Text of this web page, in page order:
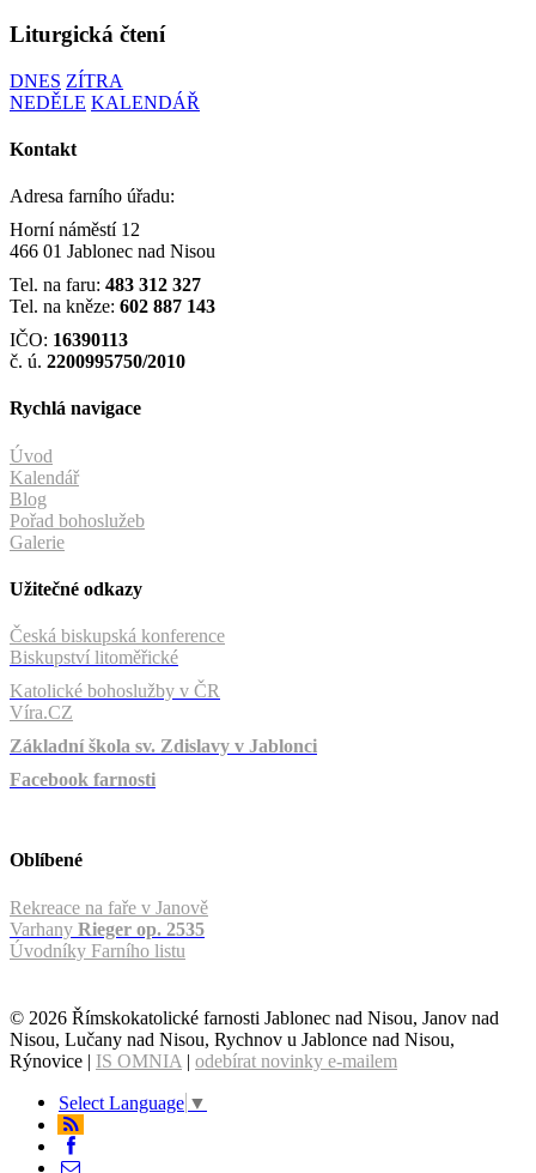
Liturgická čtení
DNES ZÍTRA
NEDĚLE KALENDÁŘ
Kontakt
Adresa farního úřadu:
Horní náměstí 12
466 01 Jablonec nad Nisou
Tel. na faru: 483 312 327
Tel. na kněze: 602 887 143
IČO: 16390113
č. ú. 2200995750/2010
Rychlá navigace
Úvod
Kalendář
Blog
Pořad bohoslužeb
Galerie
Užitečné odkazy
Česká biskupská konference
Biskupství litoměřické
Katolické bohoslužby v ČR
Víra.CZ
Základní škola sv. Zdislavy v Jablonci
Facebook farnosti
Oblíbené
Rekreace na faře v Janově
Varhany Rieger op. 2535
Úvodníky Farního listu
© 2026 Římskokatolické farnosti Jablonec nad Nisou, Janov nad
Nisou, Lučany nad Nisou, Rychnov u Jablonce nad Nisou,
Rýnovice | IS OMNIA | odebírat novinky e-mailem
Select Language ▼